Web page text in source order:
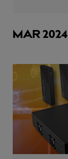
MAR 2024